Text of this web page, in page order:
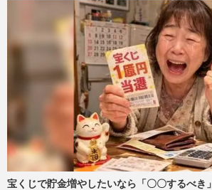
宝くじで貯金増やしたいなら「〇〇するべき」